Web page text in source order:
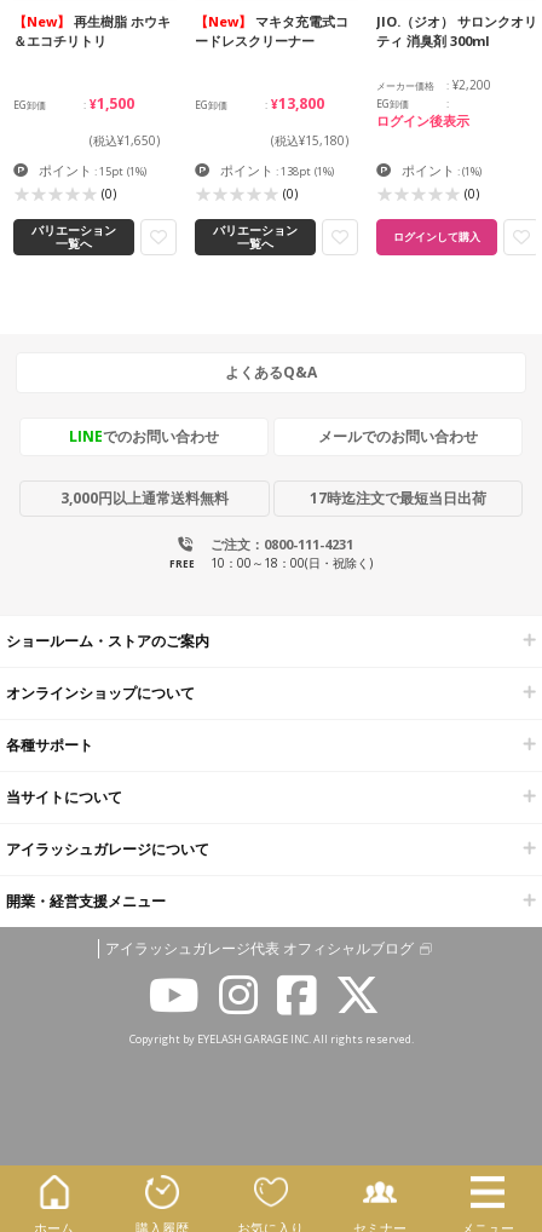
【New】
＆エコチリトリ
EG卸価 ¥1,500
(税込¥1,650)
ポイント : 15pt (1%)
(0)
バリエーション
一覧へ
【New】
ードレスクリーナー
EG卸価 ¥13,800
(税込¥15,180)
ポイント : 138pt (1%)
(0)
バリエーション
一覧へ
JIO.（ジオ） サロンクオリ
ティ 消臭剤 300ml
メーカー価格 ¥2,200
EG卸価
ログイン後表示
ポイント :(1%)
(0)
ログインして購入
よくあるQ&A
LINEでのお問い合わせ メールでのお問い合わせ
3,000円以上通常送料無料 17時迄注文で最短当日出荷
ご注文：0800-111-4231
FREE 10：00～18：00(日・祝除く)
ショールーム・ストアのご案内
オンラインショップについて
各種サポート
当サイトについて
アイラッシュガレージについて
開業・経営支援メニュー
アイラッシュガレージ代表 オフィシャルブログ
Copyright by EYELASH GARAGE INC. All rights reserved.
ホーム 購入履歴 お気に入り セミナー メニュー